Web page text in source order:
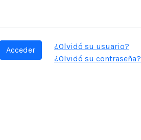
Acceder
¿Olvidó su usuario?
¿Olvidó su contraseña?